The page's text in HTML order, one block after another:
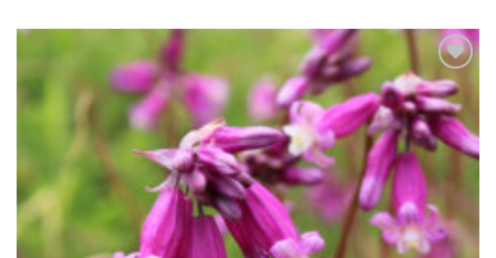
Toevoegen
aan
verlanglijst